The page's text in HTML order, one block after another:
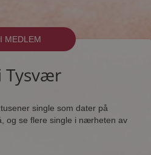
MEDLEM
Tysvær
single som dater på
og se flere single i nærheten av